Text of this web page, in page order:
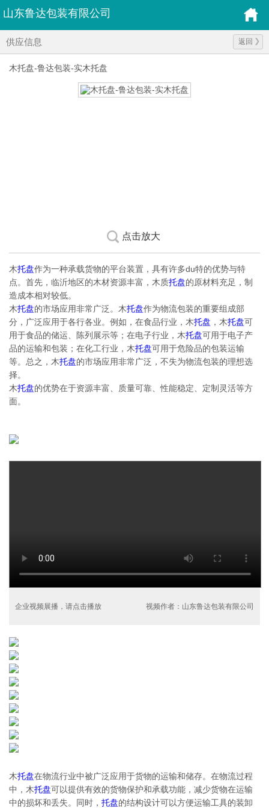
山东鲁达包装有限公司
供应信息 返回
木托盘-鲁达包装-实木托盘
点击放大
木托盘作为一种承载货物的平台装置，具有许多du特的优势与特
点。首先，临沂地区的木材资源丰富，木质托盘的原材料充足，制
造成本相对较低。
木托盘的市场应用非常广泛。木托盘作为物流包装的重要组成部
分，广泛应用于各行各业。例如，在食品行业，木托盘 ，木托盘可
用于食品的储运、陈列展示等；在电子行业，木托盘可用于电子产
品的运输和包装；在化工行业，木托盘可用于危险品的包装运输
等。总之，木托盘的市场应用非常广泛，不失为物流包装的理想选
择。
木托盘的优势在于资源丰富、质量可靠、性能稳定、定制灵活等方
面。
企业视频展播，请点击播放 视频作者：山东鲁达包装有限公司
木托盘在物流行业中被广泛应用于货物的运输和储存。在物流过程
中，木托盘可以提供有效的货物保护和承载功能，减少货物在运输
中的损坏和丢失。同时， 托盘的结构设计可以方便运输工具的装卸